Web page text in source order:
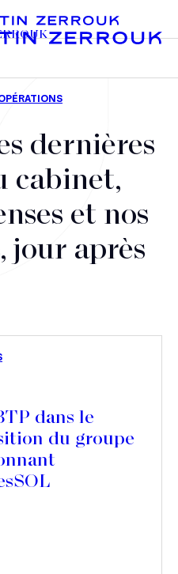
stratégiques
dernières
cabinet,
et nos
jour après
dans le
du groupe